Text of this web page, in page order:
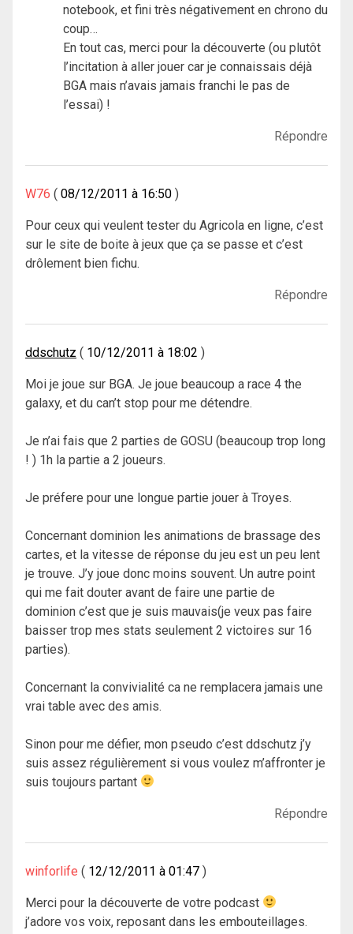
notebook, et fini très négativement en chrono du
coup…
En tout cas, merci pour la découverte (ou plutôt
l’incitation à aller jouer car je connaissais déjà
BGA mais n’avais jamais franchi le pas de
l’essai) !
Répondre
W76 08/12/2011 à 16:50
Pour ceux qui veulent tester du Agricola en ligne, c’est
sur le site de boite à jeux que ça se passe et c’est
drôlement bien fichu.
Répondre
ddschutz 10/12/2011 à 18:02
Moi je joue sur BGA. Je joue beaucoup a race 4 the
galaxy, et du can’t stop pour me détendre.
Je n’ai fais que 2 parties de GOSU (beaucoup trop long
! ) 1h la partie a 2 joueurs.
Je préfere pour une longue partie jouer à Troyes.
Concernant dominion les animations de brassage des
cartes, et la vitesse de réponse du jeu est un peu lent
je trouve. J’y joue donc moins souvent. Un autre point
qui me fait douter avant de faire une partie de
dominion c’est que je suis mauvais(je veux pas faire
baisser trop mes stats seulement 2 victoires sur 16
parties).
Concernant la convivialité ca ne remplacera jamais une
vrai table avec des amis.
Sinon pour me défier, mon pseudo c’est ddschutz j’y
suis assez régulièrement si vous voulez m’affronter je
suis toujours partant
Répondre
winforlife 12/12/2011 à 01:47
Merci pour la découverte de votre podcast
j’adore vos voix, reposant dans les embouteillages.